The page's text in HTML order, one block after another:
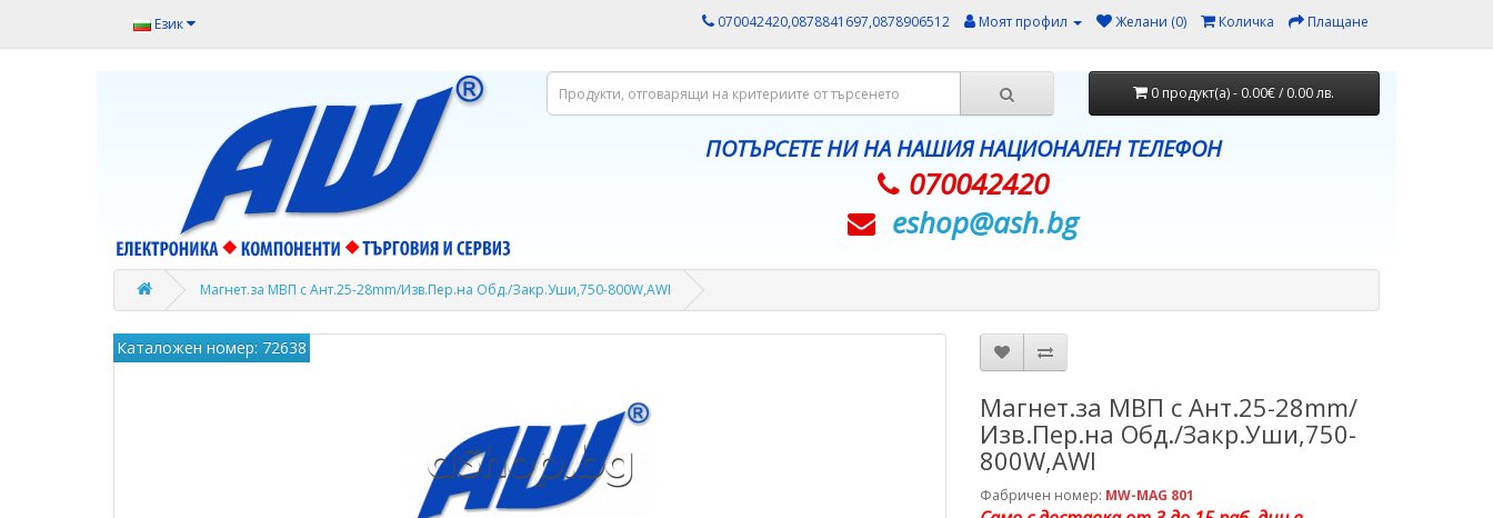
Език 070042420,0878841697,0878906512 Моят профил Желани (0) Количка Плащане
0 продукт(а) - 0.00€ / 0.00 лв.
ПОТЪРСЕТЕ НИ НА НАШИЯ НАЦИОНАЛЕН ТЕЛЕФОН
070042420
eshop@­ash.bg
Магнет.за МВП с Ант.25-28mm/Изв.Пер.на Обд./Закр.Уши,750-800W,AWI
Каталожен номер: 72638
Магнет.за МВП с Ант.25-28mm/
Изв.Пер.на Обд./Закр.Уши,750-
800W,AWI
Фабричен номер: MW-MAG 801